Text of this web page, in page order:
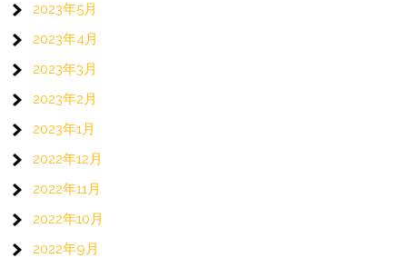
2023年5月
2023年4月
2023年3月
2023年2月
2023年1月
2022年12月
2022年11月
2022年10月
2022年9月